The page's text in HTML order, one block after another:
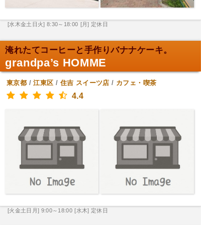
[水木金土日火] 8:30～18:00 [月] 定休日
淹れたてコーヒーと手作りバナナケーキ。
grandpa’s HOMME
東京都 /江東区 / 住吉 スイーツ店 / カフェ・喫茶
4.4
[火金土日月] 9:00～18:00 [水木] 定休日